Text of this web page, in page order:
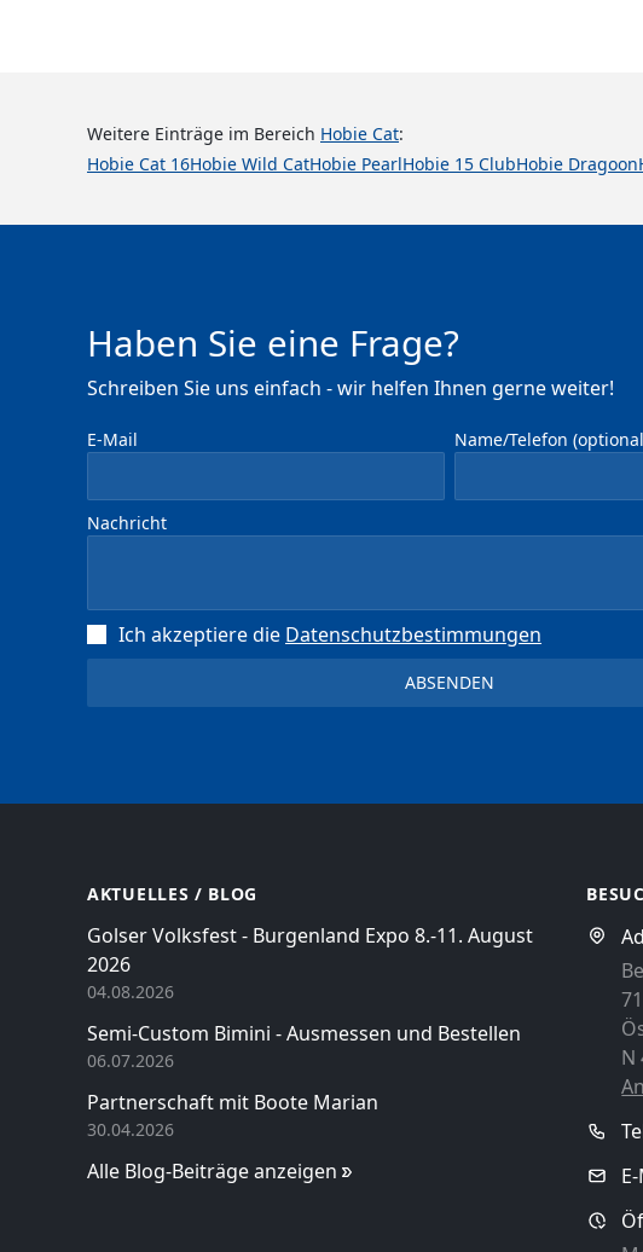
Weitere Einträge im Bereich Hobie Cat:
Hobie Cat 16Hobie Wild CatHobie PearlHobie 15 ClubHobie Dragoon
Haben Sie eine Frage?
Schreiben Sie uns einfach - wir helfen Ihnen gerne weiter!
E-Mail Name/Telefon
Nachricht
Ich akzeptiere die Datenschutz­bestimmungen
AKTUELLES / BLOG
Golser Volksfest - Burgenland Expo 8.-11. August
2026
04.08.2026
Semi-Custom Bimini - Ausmessen und Bestellen
06.07.2026
Partnerschaft mit Boote Marian
30.04.2026
Alle Blog-Beiträge anzeigen
N